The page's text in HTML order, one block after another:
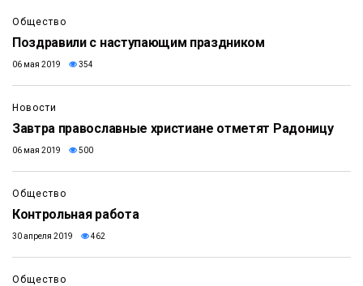
Общество
Поздравили с наступающим праздником
06 мая 2019 354
Новости
Завтра православные христиане отметят Радоницу
06 мая 2019 500
Общество
Контрольная работа
30 апреля 2019 462
Общество